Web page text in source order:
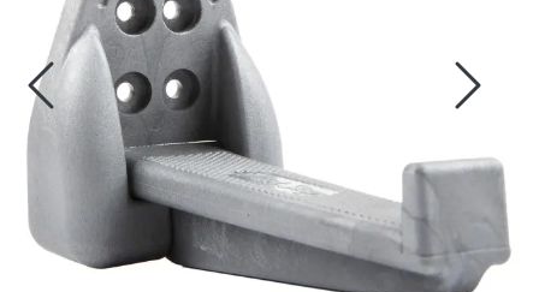
Motor/Styring
Fortøyning
Fritid/Sikkerhet
Båtpleie/Opplag